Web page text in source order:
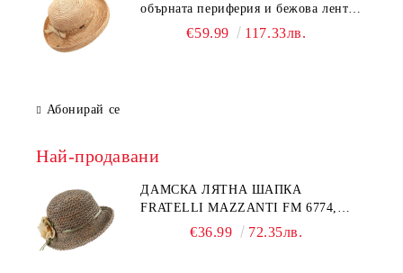
обърната периферия и бежова лента
Fratelli Mazzanti | Натурален
€59.99 117.33лв.
Абонирай се
Най-продавани
ДАМСКА ЛЯТНА ШАПКА
FRATELLI MAZZANTI FM 6774,
НАТУРАЛЕН/ЖЪЛТО ЦВЕТЕ
€36.99 72.35лв.